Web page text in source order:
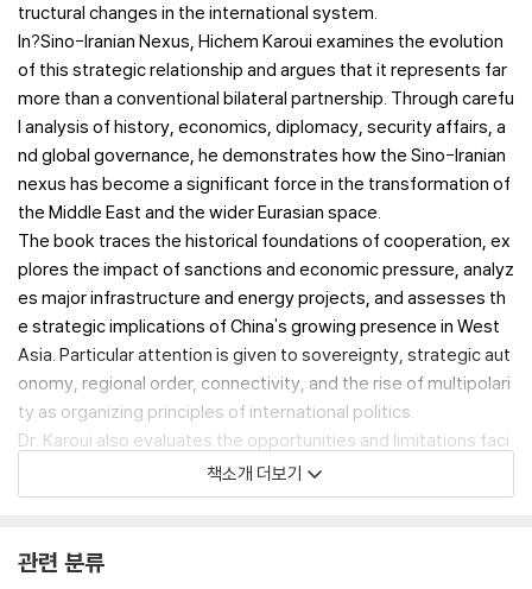
tructural changes in the international system.
In?Sino-Iranian Nexus, Hichem Karoui examines the evolution
of this strategic relationship and argues that it represents far
more than a conventional bilateral partnership. Through carefu
l analysis of history, economics, diplomacy, security affairs, a
nd global governance, he demonstrates how the Sino-Iranian
nexus has become a significant force in the transformation of
the Middle East and the wider Eurasian space.
The book traces the historical foundations of cooperation, ex
plores the impact of sanctions and economic pressure, analyz
es major infrastructure and energy projects, and assesses th
e strategic implications of China's growing presence in West
Asia. Particular attention is given to sovereignty, strategic aut
onomy, regional order, connectivity, and the rise of multipolari
ty as organizing principles of international politics.
Dr. Karoui also evaluates the opportunities and limitations faci
ng both countries, highlighting the asymmetries, constraints,
and competing interests that shape their interactions. By placi
transition, he provides a nuanced and balanced account that a
책소개 더보기
관련 분류